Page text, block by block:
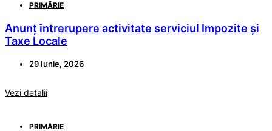
PRIMĂRIE
Anunț întrerupere activitate serviciul Impozite și
Taxe Locale
29 Iunie, 2026
Vezi detalii
PRIMĂRIE